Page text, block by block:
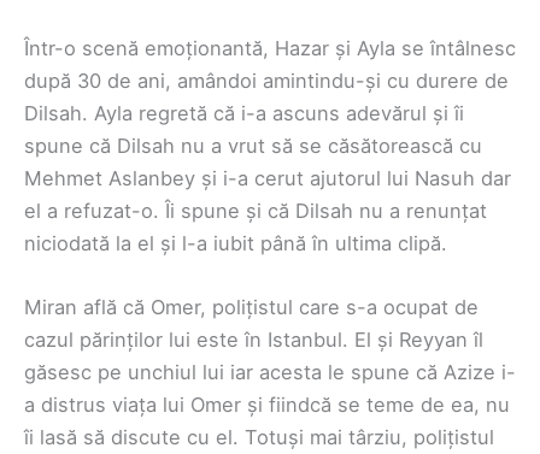
Într-o scenă emoționantă, Hazar și Ayla se întâlnesc
după 30 de ani, amândoi amintindu-și cu durere de
Dilsah. Ayla regretă că i-a ascuns adevărul și îi
spune că Dilsah nu a vrut să se căsătorească cu
Mehmet Aslanbey și i-a cerut ajutorul lui Nasuh dar
el a refuzat-o. Îi spune și că Dilsah nu a renunțat
niciodată la el și l-a iubit până în ultima clipă.
Miran află că Omer, polițistul care s-a ocupat de
cazul părinților lui este în Istanbul. El și Reyyan îl
găsesc pe unchiul lui iar acesta le spune că Azize i-
a distrus viața lui Omer și fiindcă se teme de ea, nu
îi lasă să discute cu el. Totuși mai târziu, polițistul